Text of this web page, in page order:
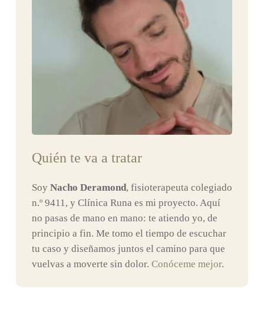
Quién te va a tratar
Soy Nacho Deramond, fisioterapeuta colegiado
n.º 9411, y Clínica Runa es mi proyecto. Aquí
no pasas de mano en mano: te atiendo yo, de
principio a fin. Me tomo el tiempo de escuchar
tu caso y diseñamos juntos el camino para que
vuelvas a moverte sin dolor. Conóceme mejor.